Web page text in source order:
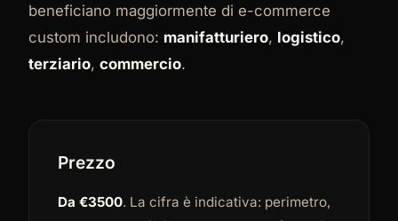
beneficiano maggiormente di e-commerce
custom includono: manifatturiero, logistico,
terziario, commercio.
Prezzo
Da €3500. La cifra è indicativa: perimetro,